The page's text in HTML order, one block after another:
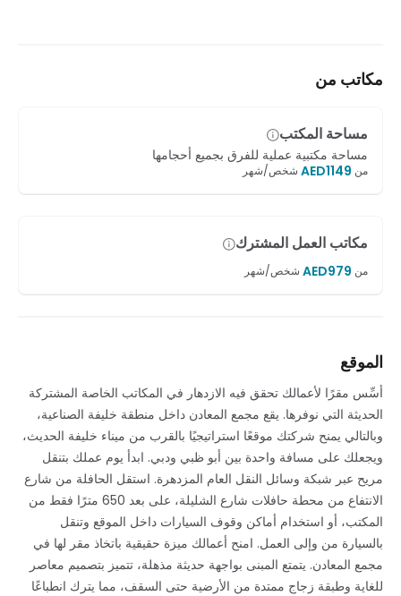
مكاتب من
مساحة المكتب
مساحة مكتبية عملية للفرق بجميع أحجامها
من AED1149 شخص/شهر
مكاتب العمل المشترك
من AED979 شخص/شهر
الموقع
أسِّس مقرًا لأعمالك تحقق فيه الازدهار في المكاتب الخاصة المشتركة
الحديثة التي نوفرها. يقع مجمع المعادن داخل منطقة خليفة الصناعية،
وبالتالي يمنح شركتك موقعًا استراتيجيًا بالقرب من ميناء خليفة الحديث،
ويجعلك على مسافة واحدة بين أبو ظبي ودبي. ابدأ يوم عملك بتنقل
مريح عبر شبكة وسائل النقل العام المزدهرة. استقل الحافلة من شارع
الانتفاع من محطة حافلات شارع الشليلة، على بعد 650 مترًا فقط من
المكتب، أو استخدام أماكن وقوف السيارات داخل الموقع وتنقل
بالسيارة من وإلى العمل. امنح أعمالك ميزة حقيقية باتخاذ مقر لها في
مجمع المعادن. يتمتع المبنى بواجهة حديثة مذهلة، تتميز بتصميم معاصر
للغاية وطبقة زجاج ممتدة من الأرضية حتى السقف، مما يترك انطباعًا